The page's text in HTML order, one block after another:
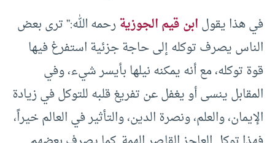
في هذا يقولابن قيم الجوزيةرحمه الله:” ترى بعض
الناس يصرف توكله إلى حاجة جزئية استفرغ فيها
قوة توكله، مع أنه يمكنه نيلها بأيسر شيء، وفي
المقابل ينسى أو يغفل عن تفريغ قلبه للتوكل في زيادة
الإيمان، والعلم، ونصرة الدين، والتأثير في العالم خيراً،